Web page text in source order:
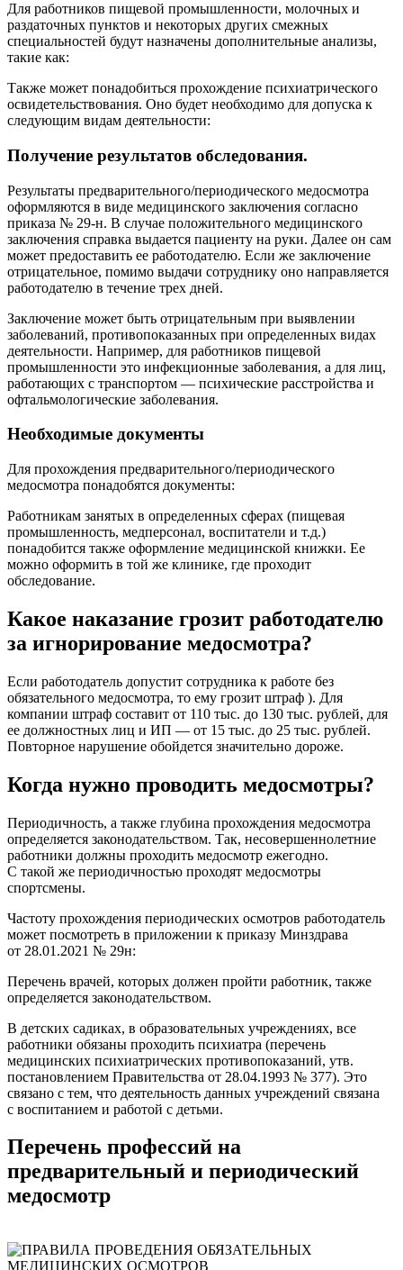
Для работников пищевой промышленности, молочных и
раздаточных пунктов и некоторых других смежных
специальностей будут назначены дополнительные анализы,
такие как:
Также может понадобиться прохождение психиатрического
освидетельствования. Оно будет необходимо для допуска к
следующим видам деятельности:
Получение результатов обследования.
Результаты предварительного/периодического медосмотра
оформляются в виде медицинского заключения согласно
приказа № 29-н. В случае положительного медицинского
заключения справка выдается пациенту на руки. Далее он сам
может предоставить ее работодателю. Если же заключение
отрицательное, помимо выдачи сотруднику оно направляется
работодателю в течение трех дней.
Заключение может быть отрицательным при выявлении
заболеваний, противопоказанных при определенных видах
деятельности. Например, для работников пищевой
промышленности это инфекционные заболевания, а для лиц,
работающих с транспортом — психические расстройства и
офтальмологические заболевания.
Необходимые документы
Для прохождения предварительного/периодического
медосмотра понадобятся документы:
Работникам занятых в определенных сферах (пищевая
промышленность, медперсонал, воспитатели и т.д.)
понадобится также оформление медицинской книжки. Ее
можно оформить в той же клинике, где проходит
обследование.
Какое наказание грозит работодателю
за игнорирование медосмотра?
Если работодатель допустит сотрудника к работе без
обязательного медосмотра, то ему грозит штраф ). Для
компании штраф составит от 110 тыс. до 130 тыс. рублей, для
ее должностных лиц и ИП — от 15 тыс. до 25 тыс. рублей.
Повторное нарушение обойдется значительно дороже.
Когда нужно проводить медосмотры?
Периодичность, а также глубина прохождения медосмотра
определяется законодательством. Так, несовершеннолетние
работники должны проходить медосмотр ежегодно.
С такой же периодичностью проходят медосмотры
спортсмены.
Частоту прохождения периодических осмотров работодатель
может посмотреть в приложении к приказу Минздрава
от 28.01.2021 № 29н:
Перечень врачей, которых должен пройти работник, также
определяется законодательством.
В детских садиках, в образовательных учреждениях, все
работники обязаны проходить психиатра (перечень
медицинских психиатрических противопоказаний, утв.
постановлением Правительства от 28.04.1993 № 377). Это
связано с тем, что деятельность данных учреждений связана
с воспитанием и работой с детьми.
Перечень профессий на
предварительный и периодический
медосмотр